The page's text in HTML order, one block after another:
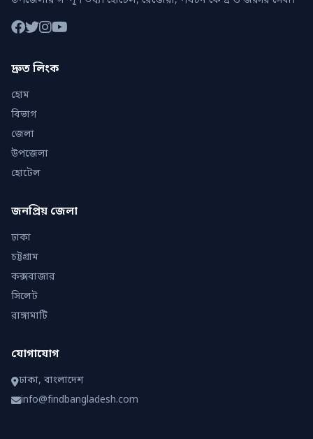
দ্রুত লিংক
হোম
বিভাগ
জেলা
উপজেলা
হোটেল
জনপ্রিয় জেলা
ঢাকা
চট্টগ্রাম
কক্সবাজার
সিলেট
রাঙ্গামাটি
যোগাযোগ
ঢাকা, বাংলাদেশ
info@findbangladesh.com